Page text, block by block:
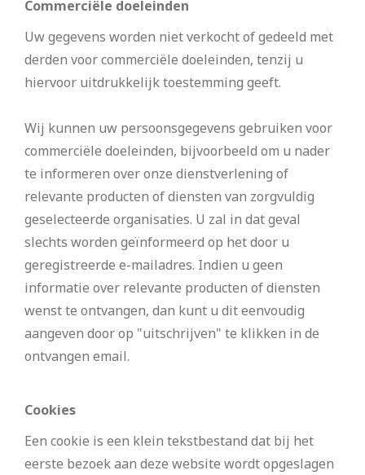
Commerciële doeleinden
Uw gegevens worden niet verkocht of gedeeld met
derden voor commerciële doeleinden, tenzij u
hiervoor uitdrukkelijk toestemming geeft.
Wij kunnen uw persoonsgegevens gebruiken voor
commerciële doeleinden, bijvoorbeeld om u nader
te informeren over onze dienstverlening of
relevante producten of diensten van zorgvuldig
geselecteerde organisaties. U zal in dat geval
slechts worden geïnformeerd op het door u
geregistreerde e-mailadres. Indien u geen
informatie over relevante producten of diensten
wenst te ontvangen, dan kunt u dit eenvoudig
aangeven door op "uitschrijven" te klikken in de
ontvangen email.
Cookies
Een cookie is een klein tekstbestand dat bij het
eerste bezoek aan deze website wordt opgeslagen